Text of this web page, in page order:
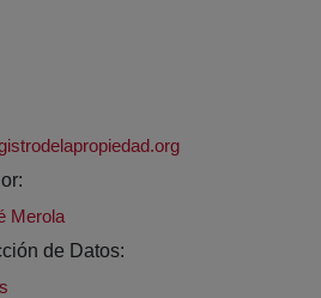
Merola
de Datos: